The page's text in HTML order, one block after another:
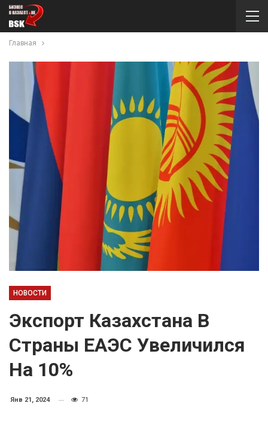
Главная
НОВОСТИ
Экспорт Казахстана В
Страны ЕАЭС Увеличился
На 10%
Янв 21, 2024 71